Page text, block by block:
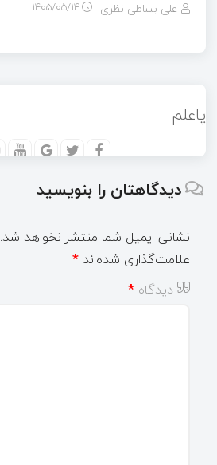
علی بساطی نظری ۱۴۰۵/۰۵/۱۴
پاعلم
دیدگاهتان را بنویسید
نشانی ایمیل شما منتشر نخواهد شد.
علامت‌گذاری شده‌اند *
دیدگاه *